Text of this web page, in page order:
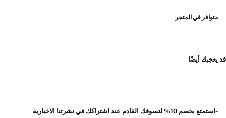
متوافر في المتجر
قد يعجبك أيضًا
-استمتع بخصم 10% لتسوقك القادم عند اشتراكك في نشرتنا الاخبارية